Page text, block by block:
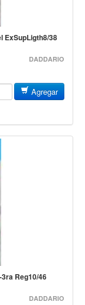
ExSupLigth8/38
DADDARIO
Agregar
Reg10/46
DADDARIO